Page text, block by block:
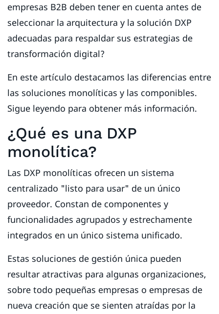
empresas B2B deben tener en cuenta antes de
seleccionar la arquitectura y la solución DXP
adecuadas para respaldar sus estrategias de
transformación digital?
En este artículo destacamos las diferencias entre
las soluciones monolíticas y las componibles.
Sigue leyendo para obtener más información.
¿Qué es una DXP
monolítica?
Las DXP monolíticas ofrecen un sistema
centralizado "listo para usar" de un único
proveedor. Constan de componentes y
funcionalidades agrupados y estrechamente
integrados en un único sistema unificado.
Estas soluciones de gestión única pueden
resultar atractivas para algunas organizaciones,
sobre todo pequeñas empresas o empresas de
nueva creación que se sienten atraídas por la